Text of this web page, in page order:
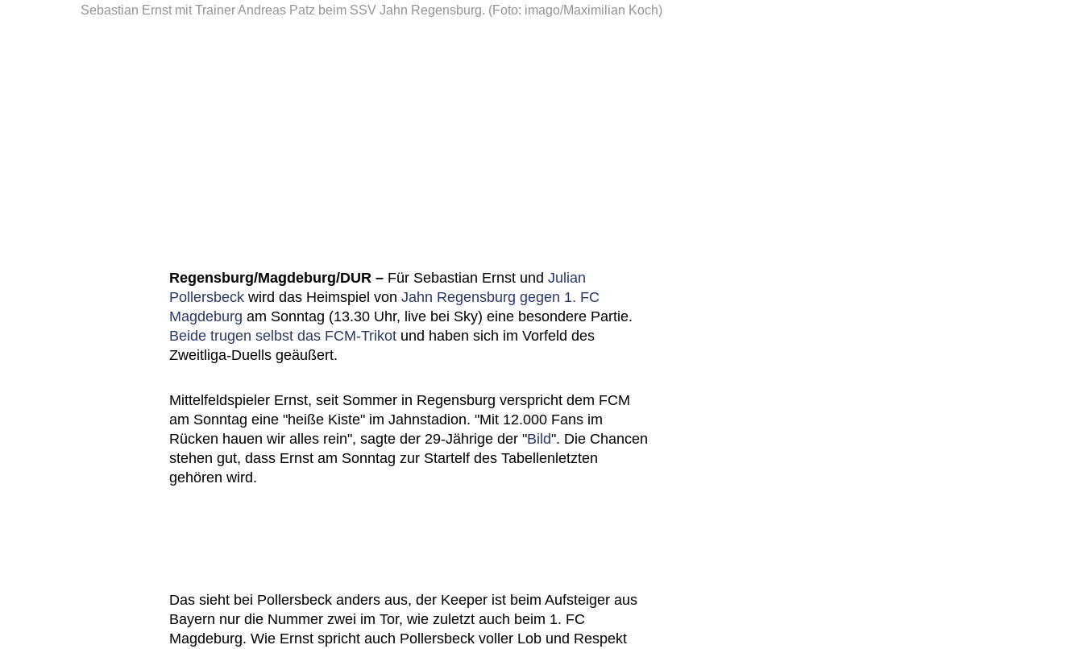
Sebastian Ernst mit Trainer Andreas Patz beim SSV Jahn Regensburg. (Foto: imago/Maximilian Koch)
Regensburg/Magdeburg/DUR – Für Sebastian Ernst und Julian
Pollersbeck wird das Heimspiel von Jahn Regensburg gegen 1. FC
Magdeburg am Sonntag (13.30 Uhr, live bei Sky) eine besondere Partie.
Beide trugen selbst das FCM-Trikot und haben sich im Vorfeld des
Zweitliga-Duells geäußert.
Mittelfeldspieler Ernst, seit Sommer in Regensburg verspricht dem FCM
am Sonntag eine "heiße Kiste" im Jahnstadion. "Mit 12.000 Fans im
Rücken hauen wir alles rein", sagte der 29-Jährige der "Bild". Die Chancen
stehen gut, dass Ernst am Sonntag zur Startelf des Tabellenletzten
gehören wird.
Das sieht bei Pollersbeck anders aus, der Keeper ist beim Aufsteiger aus
Bayern nur die Nummer zwei im Tor, wie zuletzt auch beim 1. FC
Magdeburg. Wie Ernst spricht auch Pollersbeck voller Lob und Respekt